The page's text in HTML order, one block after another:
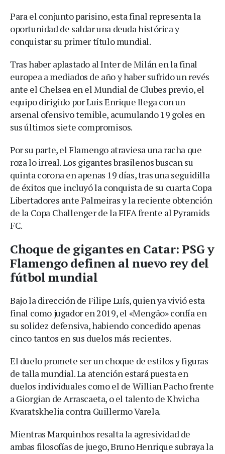
Para el conjunto parisino, esta final representa la
oportunidad de saldar una deuda histórica y
conquistar su primer título mundial.
Tras haber aplastado al Inter de Milán en la final
europea a mediados de año y haber sufrido un revés
ante el Chelsea en el Mundial de Clubes previo, el
equipo dirigido por Luis Enrique llega con un
arsenal ofensivo temible, acumulando 19 goles en
sus últimos siete compromisos.
Por su parte, el Flamengo atraviesa una racha que
roza lo irreal. Los gigantes brasileños buscan su
quinta corona en apenas 19 días, tras una seguidilla
de éxitos que incluyó la conquista de su cuarta Copa
Libertadores ante Palmeiras y la reciente obtención
de la Copa Challenger de la FIFA frente al Pyramids
FC.
Choque de gigantes en Catar: PSG y
Flamengo definen al nuevo rey del
fútbol mundial
Bajo la dirección de Filipe Luís, quien ya vivió esta
final como jugador en 2019, el «Mengão» confía en
su solidez defensiva, habiendo concedido apenas
cinco tantos en sus duelos más recientes.
El duelo promete ser un choque de estilos y figuras
de talla mundial. La atención estará puesta en
duelos individuales como el de Willian Pacho frente
a Giorgian de Arrascaeta, o el talento de Khvicha
Kvaratskhelia contra Guillermo Varela.
Mientras Marquinhos resalta la agresividad de
ambas filosofías de juego, Bruno Henrique subraya la